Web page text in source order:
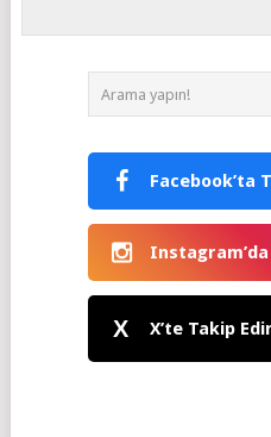
Facebook’ta
X X’te Takip